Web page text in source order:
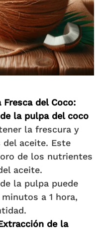
del Coco:
la pulpa del coco
la frescura y
del aceite. Este
de los nutrientes
aceite.
la pulpa puede
a 1 hora,
de la